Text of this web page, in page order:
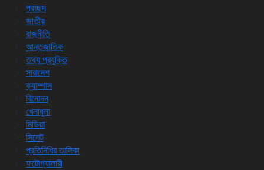
প্রচ্ছদ
জাতীয়
রাজনীতি
আন্তজাতিক
তথ্য প্রযুক্তি
সারাদেশ
ক্যাম্পাস
বিনোদন
খেলাধুলা
মিডিয়া
সিলেট
প্রতিনিধির তালিকা
ফটোগ্যালারী